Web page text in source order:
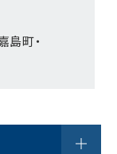
島町・